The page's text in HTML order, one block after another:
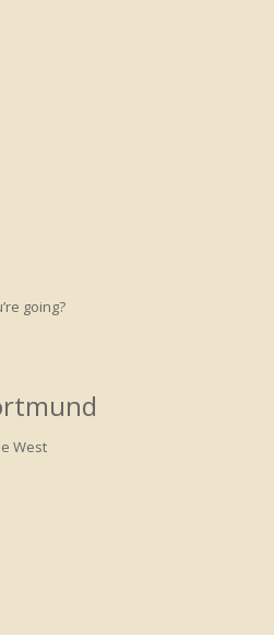
going?
West